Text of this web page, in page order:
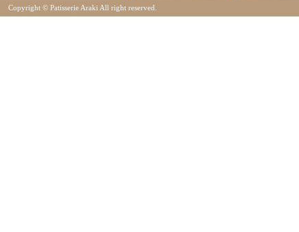
Copyright ©︎ Patisserie Araki All right reserved.